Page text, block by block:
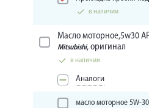
в наличии
Масло моторное,5w30
Mitsubishi, оригинал
в наличии
Аналоги
масло моторное 5W-30